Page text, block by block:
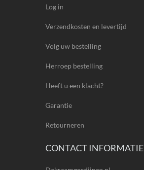
Log in
Verzendkosten en levertijd
Volg uw bestelling
Herroep bestelling
Heeft u een klacht?
Garantie
Retourneren
CONTACT INFORMATIE